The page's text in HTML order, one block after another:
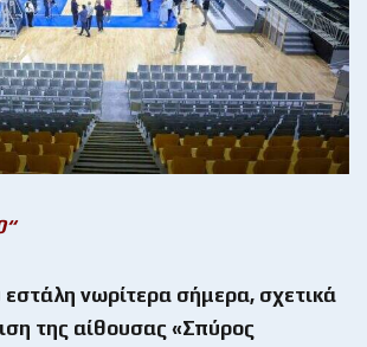
“
νωρίτερα σήμερα, σχετικά
της αίθουσας «Σπύρος